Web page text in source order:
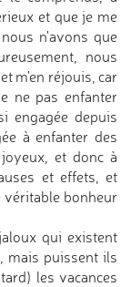
et que je me
n'avons que
nous
m'en réjouis, car
ne pas enfanter
engagée depuis
à enfanter des
et donc à
et effets, et
véritable bonheur
qui existent
mais puissent ils
les vacances